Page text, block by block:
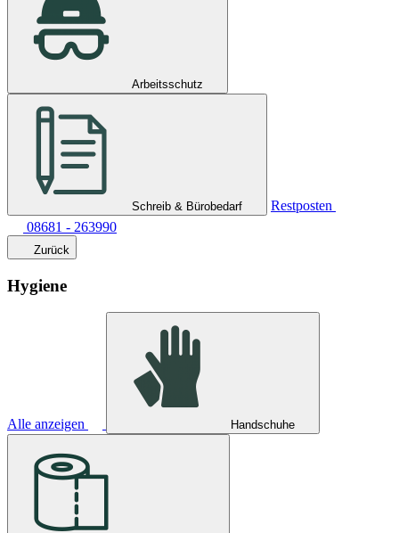
Arbeitsschutz
Schreib & Bürobedarf
Restposten
08681 - 263990
Zurück
Hygiene
Alle anzeigen Handschuhe